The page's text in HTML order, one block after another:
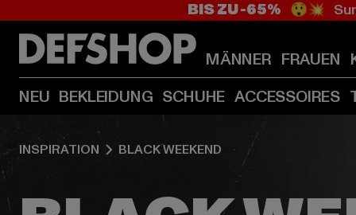
BIS ZU -65% 😲💥
MÄNNER FRAUEN
NEU BEKLEIDUNG SCHUHE ACCESSOIRES
INSPIRATION BLACK WEEKEND